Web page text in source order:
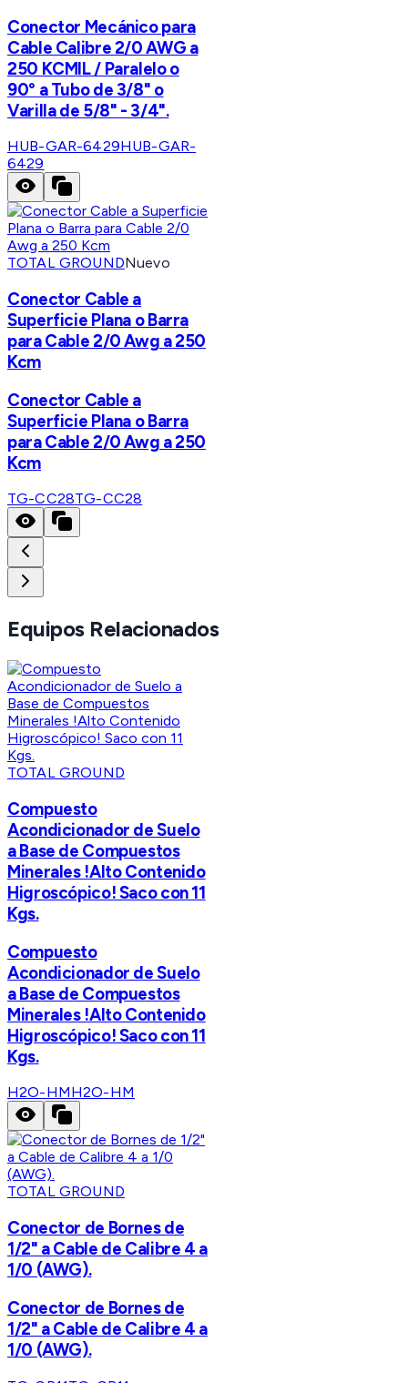
Conector Mecánico para
Cable Calibre 2/0 AWG a
250 KCMIL / Paralelo o
90° a Tubo de 3/8" o
Varilla de 5/8" - 3/4".
HUB-GAR-6429HUB-GAR-
6429
TOTAL GROUNDNuevo
Conector Cable a
Superficie Plana o Barra
para Cable 2/0 Awg a 250
Kcm
Conector Cable a
Superficie Plana o Barra
para Cable 2/0 Awg a 250
Kcm
TG-CC28TG-CC28
Equipos Relacionados
TOTAL GROUND
Compuesto
Acondicionador de Suelo
a Base de Compuestos
Minerales !Alto Contenido
Higroscópico! Saco con 11
Kgs.
Compuesto
Acondicionador de Suelo
a Base de Compuestos
Minerales !Alto Contenido
Higroscópico! Saco con 11
Kgs.
H2O-HMH2O-HM
TOTAL GROUND
Conector de Bornes de
1/2" a Cable de Calibre 4 a
1/0 (AWG).
Conector de Bornes de
1/2" a Cable de Calibre 4 a
1/0 (AWG).